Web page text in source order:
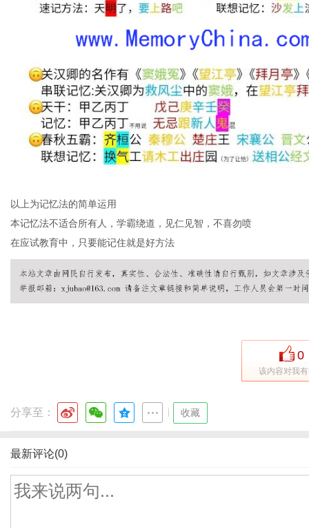
以上为记忆法的简单运用
本记忆法不适合所有人，学霸绕道，见仁见智，不喜勿喷
在应试教育中，只要能记住就是好方法
0
该内容对我
分享至： 收藏
最新评论(0)